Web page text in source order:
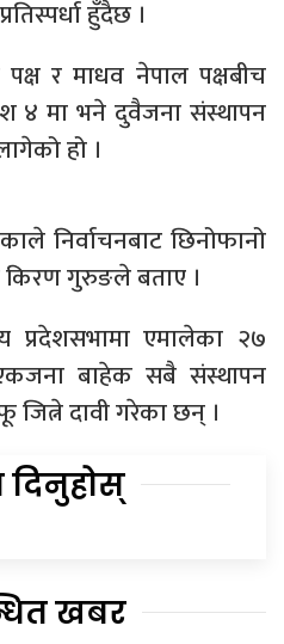
हुँदैछ ।
र माधव नेपाल पक्षबीच
४ मा भने दुवैजना संस्थापन
हो ।
निर्वाचनबाट छिनोफानो
किरण गुरुङले बताए ।
एमालेका २७
बाहेक सबै संस्थापन
दावी गरेका छन् ।
दिनुहोस्
खबर